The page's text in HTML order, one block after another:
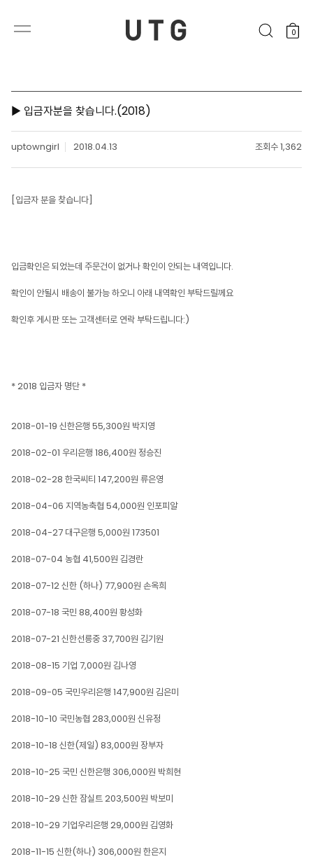
0
▶ 입금자분을 찾습니다.(2018)
uptowngirl 2018.04.13 조회수 1,362
[입금자 분을 찾습니다]
입금확인은 되었는데 주문건이 없거나 확인이 안되는 내역입니다.
확인이 안될시 배송이 불가능 하오니 아래 내역확인 부탁드릴께요
확인후 게시판 또는 고객센터로 연락 부탁드립니다:)
* 2018 입금자 명단 *
2018-01-19 신한은행 55,300원 박지영
2018-02-01 우리은행 186,400원 정승진
2018-02-28 한국씨티 147,200원 류은영
2018-04-06 지역농축협 54,000원 인포피알
2018-04-27 대구은행 5,000원 173501
2018-07-04 농협 41,500원 김경란
2018-07-12 신한 (하나) 77,900원 손옥희
2018-07-18 국민 88,400원 황성화
2018-07-21 신한선릉중 37,700원 김기원
2018-08-15 기업 7,000원 김나영
2018-09-05 국민우리은행 147,900원 김은미
2018-10-10 국민농협 283,000원 신유정
2018-10-18 신한(제일) 83,000원 장부자
2018-10-25 국민 신한은행 306,000원 박희현
2018-10-29 신한 잠실트 203,500원 박보미
2018-10-29 기업우리은행 29,000원 김영화
2018-11-15 신한(하나) 306,000원 한은지